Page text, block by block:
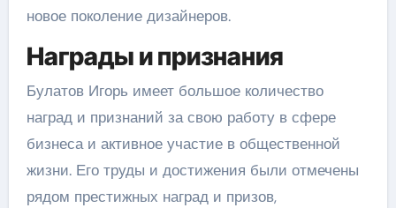
новое поколение дизайнеров.
Награды и признания
Булатов Игорь имеет большое количество
наград и признаний за свою работу в сфере
бизнеса и активное участие в общественной
жизни. Его труды и достижения были отмечены
рядом престижных наград и призов,